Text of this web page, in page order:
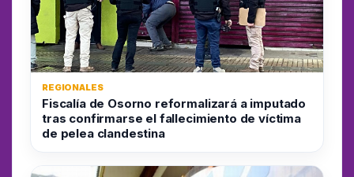
REGIONALES
Fiscalía de Osorno reformalizará a imputado
tras confirmarse el fallecimiento de víctima
de pelea clandestina